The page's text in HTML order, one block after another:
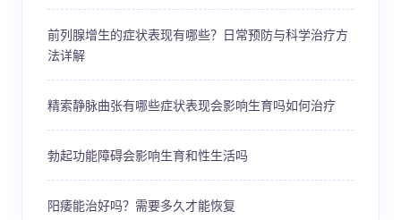
前列腺增生的症状表现有哪些？日常预防与科学治疗方
法详解
精索静脉曲张有哪些症状表现会影响生育吗如何治疗
勃起功能障碍会影响生育和性生活吗
阳痿能治好吗？需要多久才能恢复